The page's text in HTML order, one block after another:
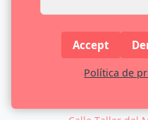
Accept
Política de